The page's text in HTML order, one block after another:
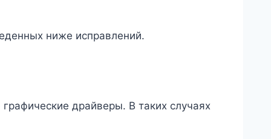
ниже исправлений.
драйверы. В таких случаях